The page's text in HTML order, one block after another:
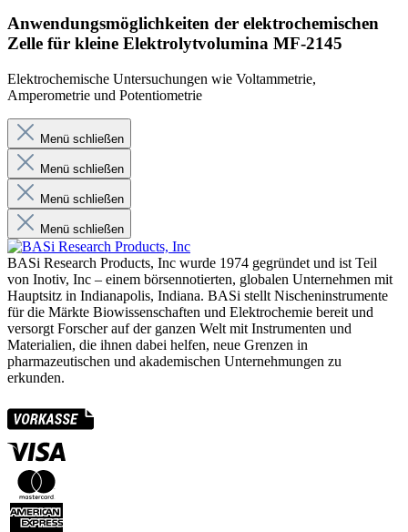
Anwendungsmöglichkeiten der elektrochemischen
Zelle für kleine Elektrolytvolumina MF-2145
Elektrochemische Untersuchungen wie Voltammetrie,
Amperometrie und Potentiometrie
Menü schließen
Menü schließen
Menü schließen
Menü schließen
BASi Research Products, Inc wurde 1974 gegründet und ist Teil
von Inotiv, Inc – einem börsennotierten, globalen Unternehmen mit
Hauptsitz in Indianapolis, Indiana. BASi stellt Nischeninstrumente
für die Märkte Biowissenschaften und Elektrochemie bereit und
versorgt Forscher auf der ganzen Welt mit Instrumenten und
Materialien, die ihnen dabei helfen, neue Grenzen in
pharmazeutischen und akademischen Unternehmungen zu
erkunden.